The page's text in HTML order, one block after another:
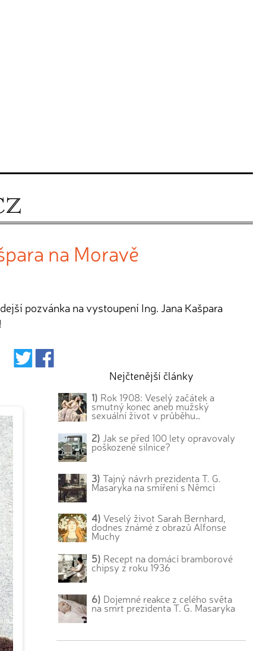
na Moravě
pozvánka na vystoupení Ing. Jana Kašpara
Nejčtenější články
1) Rok 1908: Veselý začátek a
smutný konec aneb mužský
sexuální život v průběhu…
2) Jak se před 100 lety opravovaly
poškozené silnice?
3) Tajný návrh prezidenta T. G.
Masaryka na smíření s Němci
4) Veselý život Sarah Bernhard,
dodnes známé z obrazů Alfonse
Muchy
5) Recept na domácí bramborové
chipsy z roku 1936
6) Dojemné reakce z celého světa
na smrt prezidenta T. G. Masaryka